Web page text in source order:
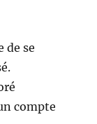
de se
compte